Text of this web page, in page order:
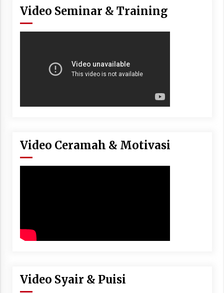
Video Seminar & Training
Video Ceramah & Motivasi
Video Syair & Puisi